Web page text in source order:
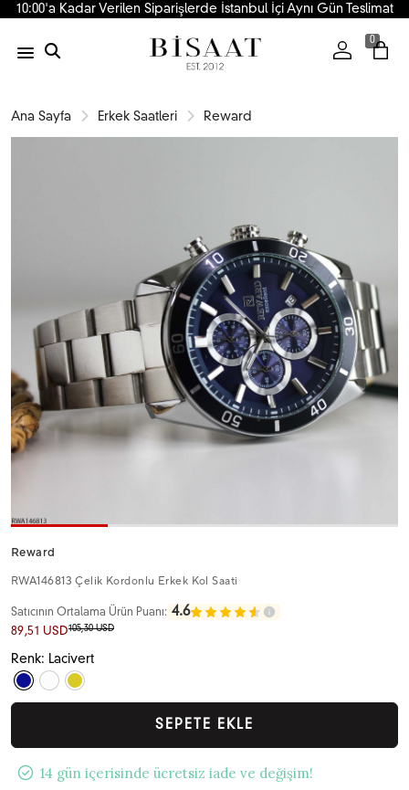
10:00'a Kadar Verilen Siparişlerde İstanbul İçi Aynı Gün Teslimat
0
Ana Sayfa Erkek Saatleri Reward
Reward
RWA146813 Çelik Kordonlu Erkek Kol Saati
Satıcının Ortalama Ürün Puanı: 4.6
89,51 USD105,30 USD
Renk: Lacivert
SEPETE EKLE
14 gün içerisinde ücretsiz iade ve değişim!